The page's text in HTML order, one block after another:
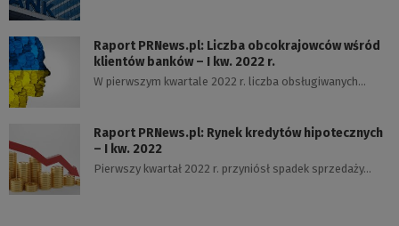
Raport PRNews.pl: Liczba obcokrajowców wśród
klientów banków – I kw. 2022 r.
W pierwszym kwartale 2022 r. liczba obsługiwanych…
Raport PRNews.pl: Rynek kredytów hipotecznych
– I kw. 2022
Pierwszy kwartał 2022 r. przyniósł spadek sprzedaży…